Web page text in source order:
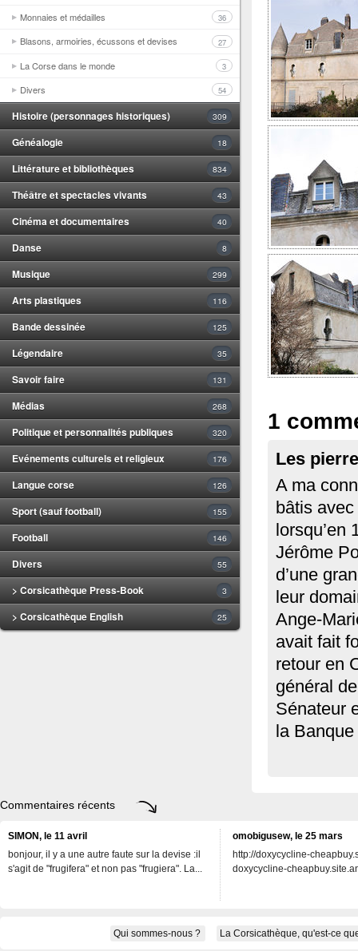
Monnaies et médailles 36
Blasons, armoiries, écussons et devises 27
La Corse dans le monde 3
Divers 54
Histoire (personnages historiques) 309
Généalogie 18
Littérature et bibliothèques 834
Théâtre et spectacles vivants 43
Cinéma et documentaires 40
Danse 8
Musique 299
Arts plastiques 116
Bande dessinée 125
Légendaire 35
Savoir faire 131
Médias 268
Politique et personnalités publiques 320
Evénements culturels et religieux 176
Langue corse 126
Sport (sauf football) 155
Football 146
Divers 55
> Corsicathèque Press-Book 3
> Corsicathèque English 25
1
Les
A ma
bâtis
Jérôme
d’une
leur
Ange-
avait fait
retour en
général
Sénateur
la
Commentaires récents
SIMON, le 11 avril
bonjour, il y a une autre faute sur la devise :il
s'agit de "frugifera" et non pas "frugiera". La...
omobigusew, le 25 mars
http://doxycycline-
doxycycline-
Qui sommes-nous ? La Corsicathèque, qu'est-ce